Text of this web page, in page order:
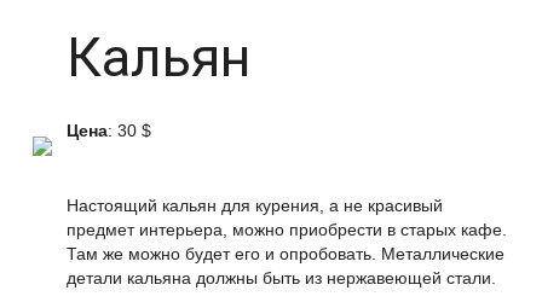
Кальян
Цена: 30 $
Настоящий кальян для курения, а не красивый
предмет интерьера, можно приобрести в старых кафе.
Там же можно будет его и опробовать. Металлические
детали кальяна должны быть из нержавеющей стали.